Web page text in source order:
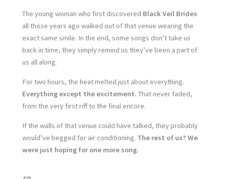
The young woman who first discovered Black Veil Brides
all those years ago walked out of that venue wearing the
exact same smile. In the end, some songs don’t take us
back in time, they simply remind us they’ve been a part of
us all along.
For two hours, the heat melted just about everything.
Everything except the excitement. That never faded,
from the very first riff to the final encore.
If the walls of that venue could have talked, they probably
would’ve begged for air conditioning. The rest of us? We
were just hoping for one more song.